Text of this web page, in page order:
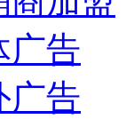
广告
广告